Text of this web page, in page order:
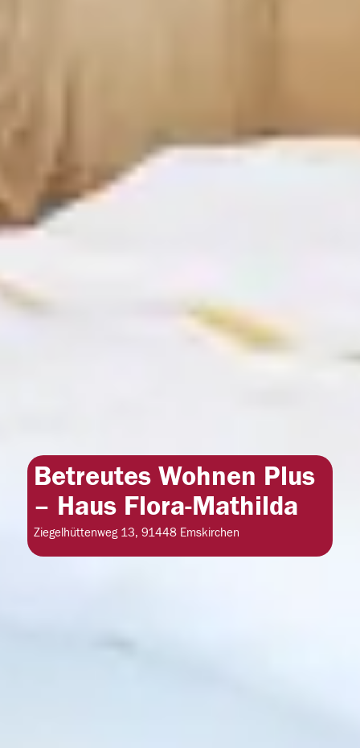
Betreutes Wohnen Plus
– Haus Flora-Mathilda
Ziegelhüttenweg 13, 91448 Emskirchen